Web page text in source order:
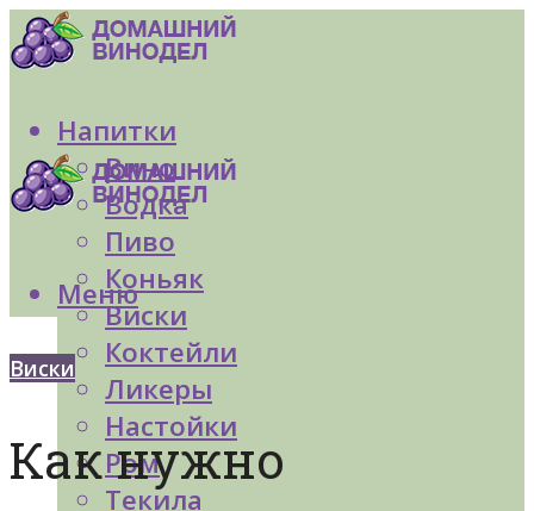
Напитки
Вино
Водка
Пиво
Коньяк
Виски
Коктейли
Ликеры
Настойки
Ром
Текила
Меню
Виски
Как нужно